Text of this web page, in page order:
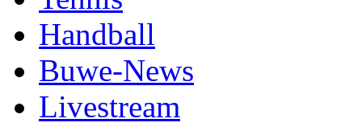
Handball
Buwe-News
Livestream